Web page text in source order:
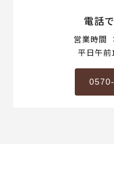
電話
営業時間
平日午